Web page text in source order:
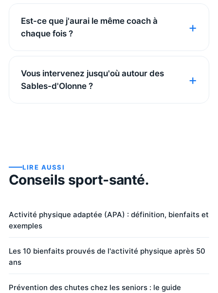
Est-ce que j'aurai le même coach à
chaque fois ?
Vous intervenez jusqu'où autour des
Sables-d'Olonne ?
LIRE AUSSI
Conseils sport-santé.
Activité physique adaptée (APA) : définition, bienfaits et
exemples
Les 10 bienfaits prouvés de l'activité physique après 50
ans
Prévention des chutes chez les seniors : le guide